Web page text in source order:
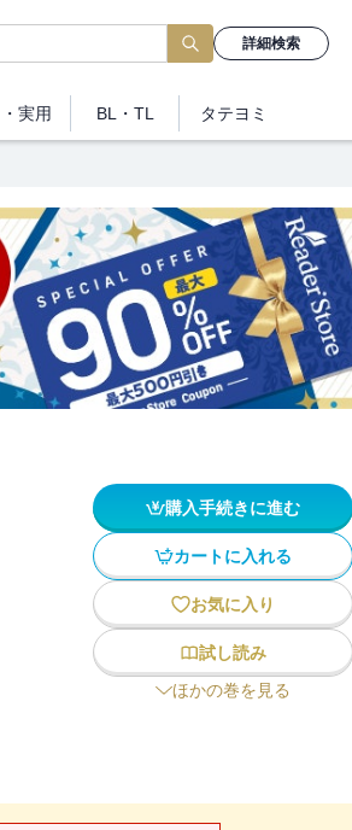
詳細検索
・実用 BL・TL タテヨミ
購入手続きに進む
カートに入れる
お気に入り
試し読み
ほかの巻を見る